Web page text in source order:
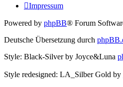
Impressum
Powered by phpBB® Forum
Deutsche Übersetzung durch
Style: Black-Silver by Joyce&Luna
Style redesigned: LA_Silber Gold by